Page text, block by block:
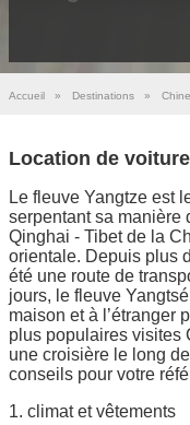
Accueil » Destinations » Chine
Location de
Le fleuve Yangtze est
serpentant sa manière
Qinghai - Tibet de la
orientale. Depuis plus
été une route de
jours, le fleuve
maison et à l’étranger
plus populaires visites
une croisière le long
conseils pour votre
1. climat et vêtements